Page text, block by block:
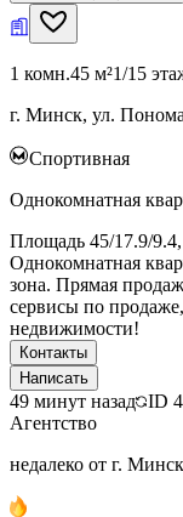
1 комн.45 м²1/15
г. Минск, ул.
Спортивная
Однокомнатная
Площадь 45/17.9/9.4,
Однокомнатная
зона. Прямая
сервисы по
недвижимости!
Контакты
Написать
49 минут назад ID
Агентство
недалеко от г. Минск